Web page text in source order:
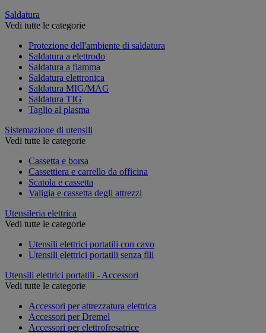
Saldatura
Vedi tutte le categorie
Protezione dell'ambiente di saldatura
Saldatura a elettrodo
Saldatura a fiamma
Saldatura elettronica
Saldatura MIG/MAG
Saldatura TIG
Taglio al plasma
Sistemazione di utensili
Vedi tutte le categorie
Cassetta e borsa
Cassettiera e carrello da officina
Scatola e cassetta
Valigia e cassetta degli attrezzi
Utensileria elettrica
Vedi tutte le categorie
Utensili elettrici portatili con cavo
Utensili elettrici portatili senza fili
Utensili elettrici portatili - Accessori
Vedi tutte le categorie
Accessori per attrezzatura elettrica
Accessori per Dremel
Accessori per elettrofresatrice